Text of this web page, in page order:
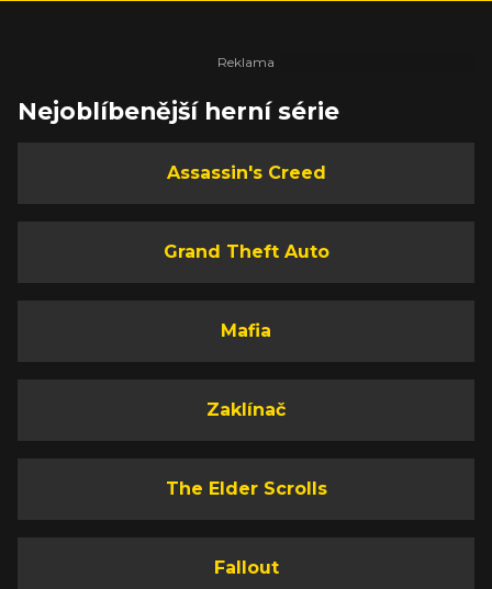
Nejoblíbenější herní série
Assassin's Creed
Grand Theft Auto
Mafia
Zaklínač
The Elder Scrolls
Fallout